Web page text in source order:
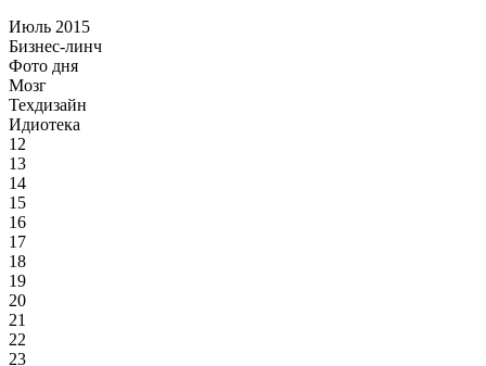
Июль 2015
Бизнес-линч
Фото дня
Мозг
Техдизайн
Идиотека
12
13
14
15
16
17
18
19
20
21
22
23